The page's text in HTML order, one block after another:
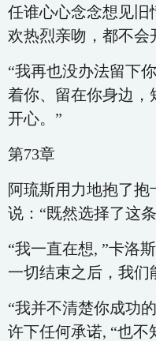
任谁心心念念想见旧
欢热烈亲吻，都不会
“我再也没办法留下
着你、留在你身边，
开心。”
第73章
阿琉斯用力地抱了抱
说：“既然选择了这
“我一直在想, ”卡洛
一切结束之后，我们
“我并不清楚你成功
许下任何承诺, “也